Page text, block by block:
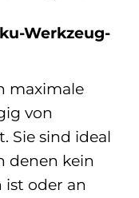
Werkzeug-
maximale
von
Sie sind ideal
denen kein
ist oder an